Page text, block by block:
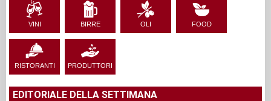
VINI BIRRE OLI FOOD
RISTORANTI PRODUTTORI
EDITORIALE DELLA SETTIMANA